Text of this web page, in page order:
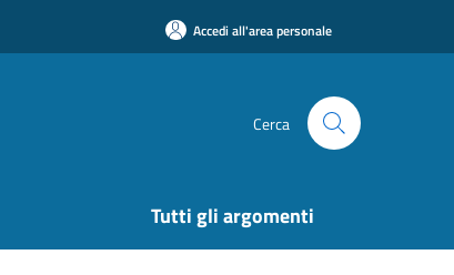
Accedi all'area personale
Cerca
Tutti gli argomenti